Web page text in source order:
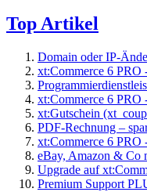
Top Artikel
Domain oder IP-
xt:Commerce 6 PRO
xt:Commerce 6 PRO
xt:Gutschein
PDF-Rechnung –
xt:Commerce 6 PRO
eBay, Amazon & Co
Upgrade auf
Premium Support